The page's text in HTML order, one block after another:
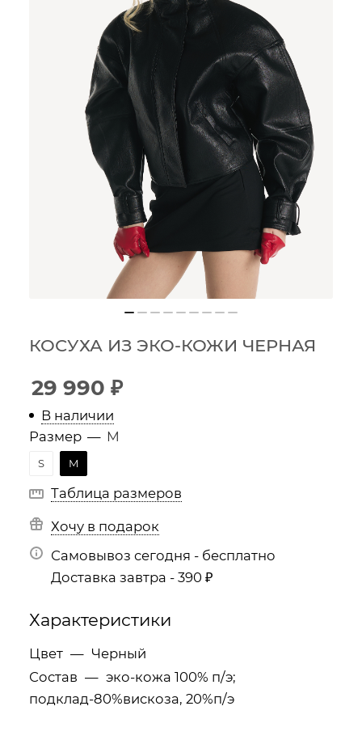
КОСУХА ИЗ ЭКО-КОЖИ ЧЕРНАЯ
29 990 ₽
В наличии
Размер — M
S M
Таблица размеров
Хочу в подарок
Самовывоз сегодня - бесплатно
Доставка завтра - 390 ₽
Характеристики
Цвет — Черный
Состав — эко-кожа 100% п/э;
подклад-80%вискоза, 20%п/э